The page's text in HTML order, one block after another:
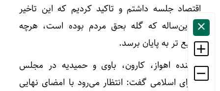
اقتصاد جلسه داشتم و تاکید کردیم که این تاخیر
چندین‌ساله که گله‌ بحق مردم بوده است، هرچه
سریع تر به پایان برسد.
نماینده اهواز، کارون، باوی و حمیدیه در مجلس
شورای اسلامی گفت: انتظار می‌رود با امضای نهایی